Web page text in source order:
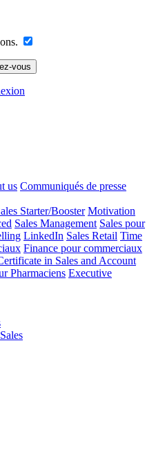
us Communiqués de presse
Starter/Booster Motivation
Sales Management Sales pour
LinkedIn Sales Retail Time
Finance pour commerciaux
in Sales and Account
Pharmaciens Executive